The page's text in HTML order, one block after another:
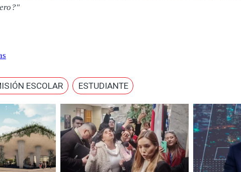
ESCOLAR ESTUDIANTE